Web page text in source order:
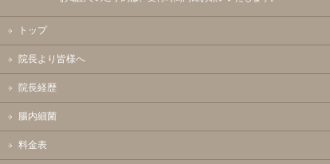
トップ
院長より皆様へ
院長経歴
腸内細菌
料金表